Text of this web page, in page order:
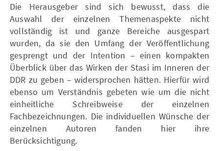
Die Herausgeber sind sich bewusst, dass die
Auswahl der einzelnen Themenaspekte nicht
vollständig ist und ganze Bereiche ausgespart
wurden, da sie den Umfang der Veröffentlichung
gesprengt und der Intention – einen kompakten
Überblick über das Wirken der Stasi im Inneren der
DDR zu geben – widersprochen hätten. Hierfür wird
ebenso um Verständnis gebeten wie um die nicht
einheitliche Schreibweise der einzelnen
Fachbezeichnungen. Die individuellen Wünsche der
einzelnen Autoren fanden hier ihre
Berücksichtigung.